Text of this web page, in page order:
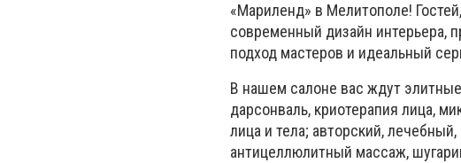
«Мариленд» в Мелитополе!
современный дизайн интерьера,
подход мастеров и идеальный
В нашем салоне вас ждут
дарсонваль, криотерапия лица,
лица и тела; авторский,
антицеллюлитный массаж,